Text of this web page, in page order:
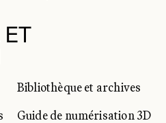
ET
Bibliothèque et archives
Guide de numérisation 3D